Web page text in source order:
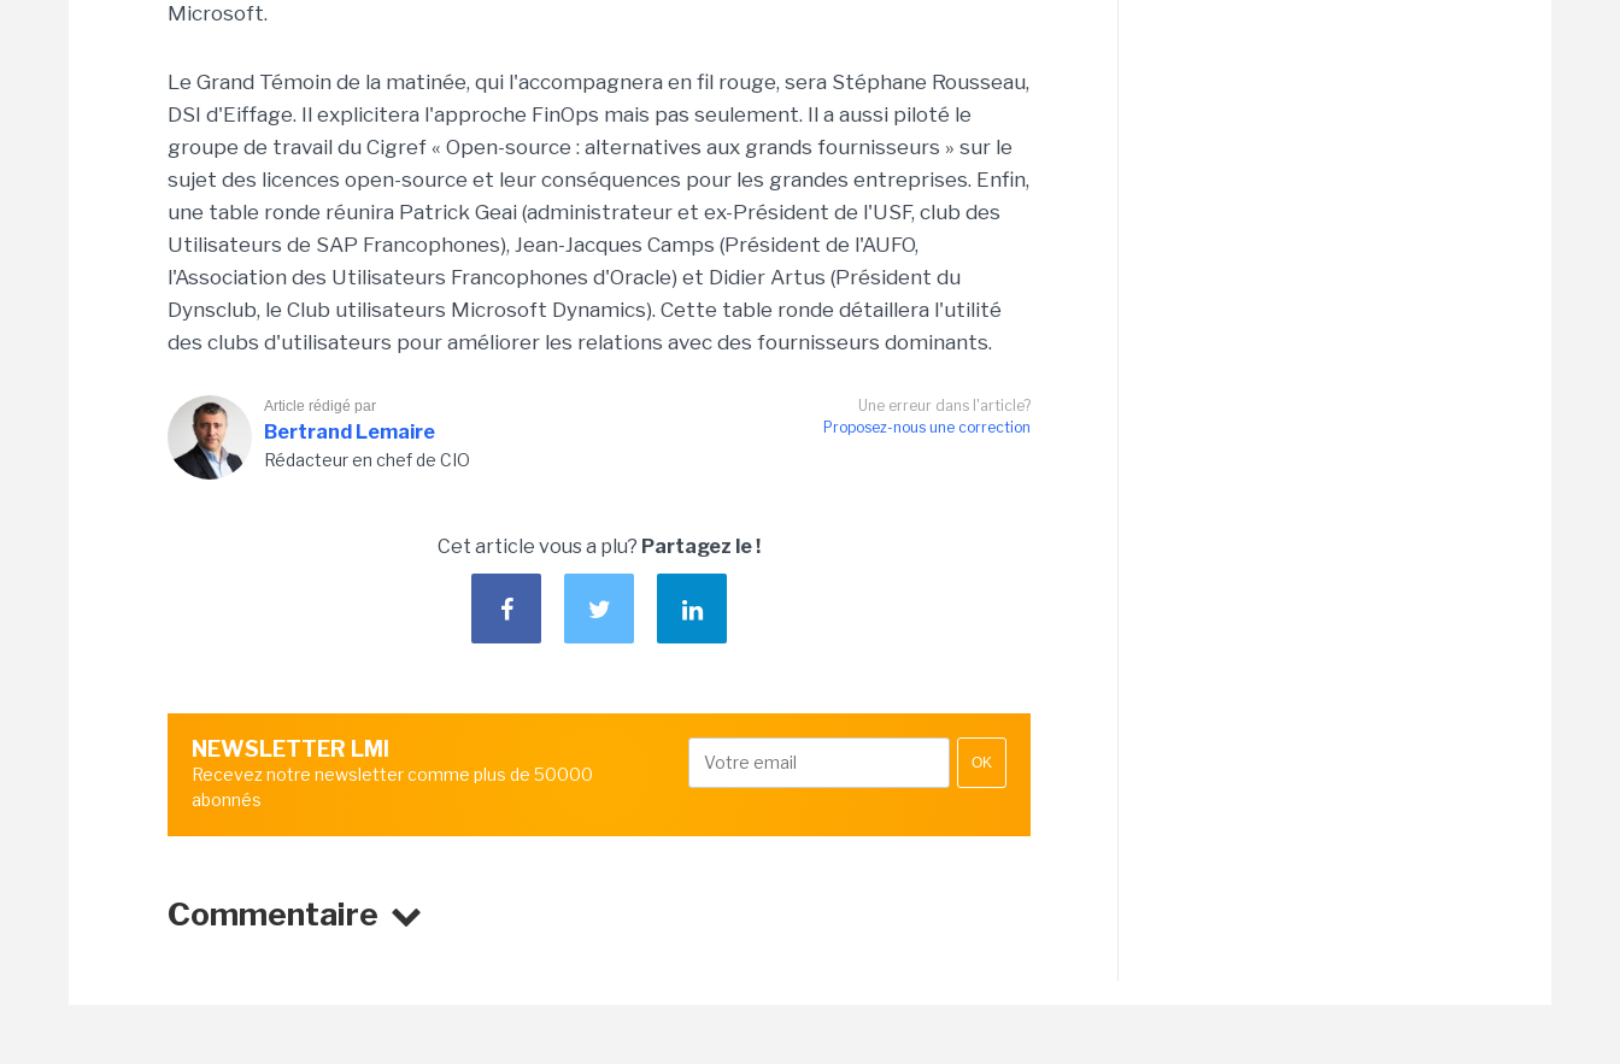
Microsoft.
Le Grand Témoin de la matinée, qui l'accompagnera en fil rouge, sera Stéphane Rousseau,
DSI d'Eiffage. Il explicitera l'approche FinOps mais pas seulement. Il a aussi piloté le
groupe de travail du Cigref « Open-source : alternatives aux grands fournisseurs » sur le
sujet des licences open-source et leur conséquences pour les grandes entreprises. Enfin,
une table ronde réunira Patrick Geai (administrateur et ex-Président de l'USF, club des
Utilisateurs de SAP Francophones), Jean-Jacques Camps (Président de l'AUFO,
l'Association des Utilisateurs Francophones d'Oracle) et Didier Artus (Président du
Dynsclub, le Club utilisateurs Microsoft Dynamics). Cette table ronde détaillera l'utilité
des clubs d'utilisateurs pour améliorer les relations avec des fournisseurs dominants.
Une erreur dans l'article?
Proposez-nous une correction
Article rédigé par
Bertrand Lemaire
Rédacteur en chef de CIO
Cet article vous a plu? Partagez le !
NEWSLETTER LMI
Recevez notre newsletter comme plus de 50000
abonnés
OK
Commentaire